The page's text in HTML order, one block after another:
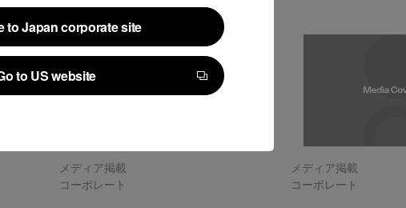
to Japan corporate site
to Japan corporate site
to US website
to US website
メディア掲載
コーポレート
メディア掲載
コーポレート